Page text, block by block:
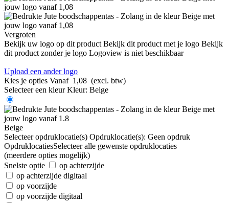
Vergroten
Bekijk uw logo op dit product Bekijk dit product met je logo Bekijk
dit product zonder je logo Logoview is niet beschikbaar
Upload een ander logo
Kies je opties Vanaf 1,08 (excl. btw)
Selecteer een kleur Kleur: Beige
Beige
Selecteer opdruklocatie(s) Opdruklocatie(s): Geen opdruk
OpdruklocatiesSelecteer alle gewenste opdruklocaties
(meerdere opties mogelijk)
Snelste optie
op achterzijde
op achterzijde digitaal
op voorzijde
op voorzijde digitaal